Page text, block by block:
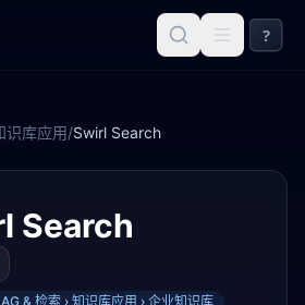
?
识库应用/Swirl Search
Search
& 检索 › 知识库应用 › 企业知识库